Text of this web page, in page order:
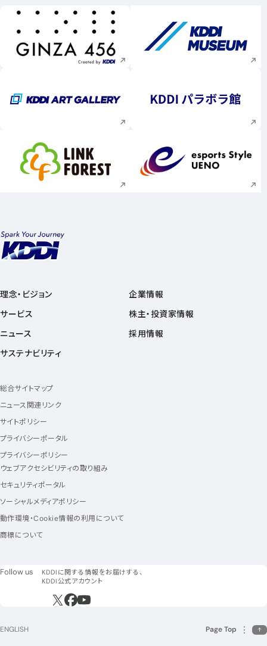
新規ウィンドウで開く 新規ウィンドウで
新規ウィンドウで開く 新規ウィンドウで
新規ウィンドウで開く 新規ウィンドウで
理念・ビジョン
サービス
ニュース
サステナビリティ
企業情報
株主・投資家情報
採用情報
総合サイトマップ
ニュース関連リンク
サイトポリシー
プライバシーポータル
プライバシーポリシー
ウェブアクセシビリティの取り組み
セキュリティポータル
ソーシャルメディアポリシー
動作環境・Cookie情報の利用について
商標について
Follow us フォローアス
KDDIに関する情報をお届けする、
KDDI公式アカウント
新規ウィンドウで開く
新規ウィンドウで開く
新規ウィンドウで開く
ENGLISH Page Top